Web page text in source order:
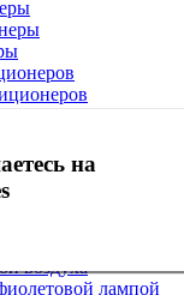
на
самоочистки
воздуха
лампой